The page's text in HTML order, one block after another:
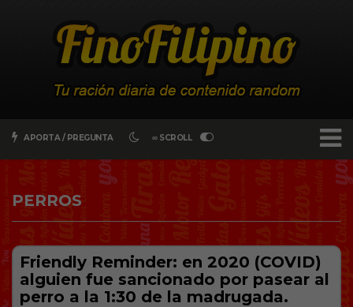
APORTA / PREGUNTA ∞ SCROLL
PERROS
Friendly Reminder: en 2020 (COVID)
alguien fue sancionado por pasear al
perro a la 1:30 de la madrugada.